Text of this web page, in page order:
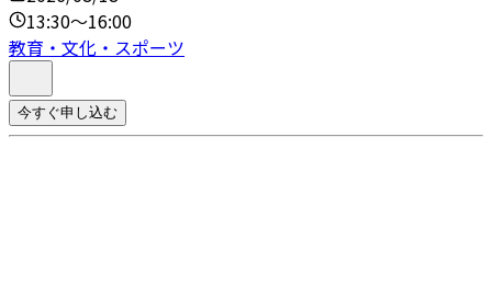
13:30～16:00
教育・文化・スポーツ
今すぐ申し込む